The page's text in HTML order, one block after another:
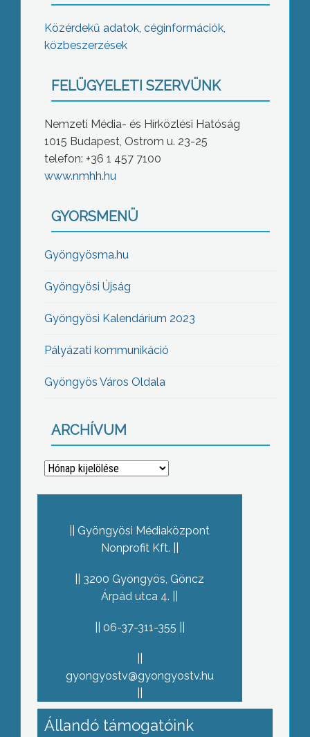
Közérdekű adatok, céginformációk,
közbeszerzések
FELÜGYELETI SZERVÜNK
Nemzeti Média- és Hírközlési Hatóság
1015 Budapest, Ostrom u. 23-25
telefon: +36 1 457 7100
www.nmhh.hu
GYORSMENÜ
Gyöngyösma.hu
Gyöngyösi Újság
Gyöngyösi Kalendárium 2023
Pályázati kommunikáció
Gyöngyös Város Oldala
ARCHÍVUM
Archívum
Gyöngyösi Médiaközpont
Nonprofit Kft.
3200 Gyöngyös, Göncz
Árpád utca 4.
06-37-311-355
gyongyostv@gyongyostv.hu
Állandó támogatóink